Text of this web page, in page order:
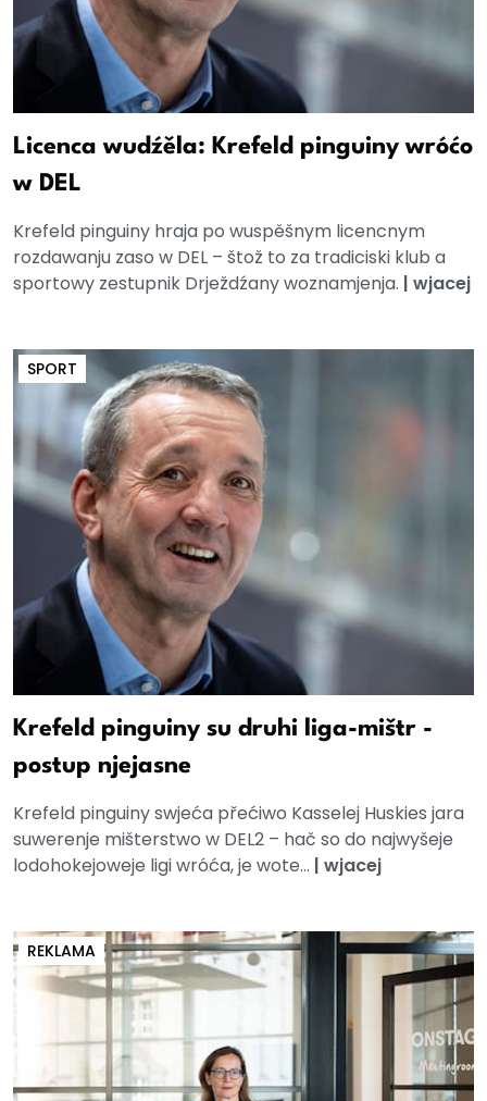
Licenca wudźěla: Krefeld pinguiny wróćo
w DEL
Krefeld pinguiny hraja po wuspěšnym licencnym
rozdawanju zaso w DEL – štož to za tradiciski klub a
sportowy zestupnik Drježdźany woznamjenja. | wjacej
SPORT
Krefeld pinguiny su druhi liga-mištr -
postup njejasne
Krefeld pinguiny swjeća přećiwo Kasselej Huskies jara
suwerenje mišterstwo w DEL2 – hač so do najwyšeje
lodohokejoweje ligi wróća, je wote... | wjacej
REKLAMA